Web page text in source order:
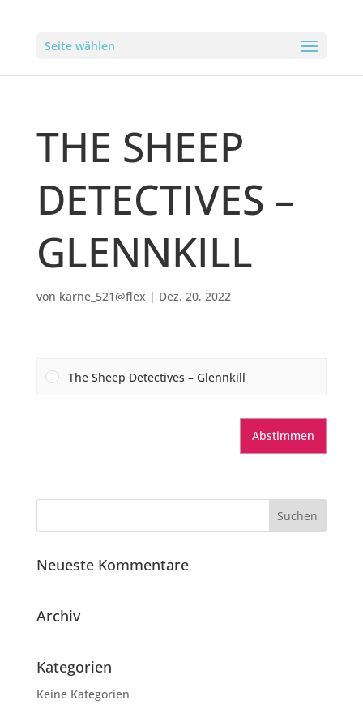
Seite wählen
THE SHEEP
DETECTIVES –
GLENNKILL
von karne_521@flex | Dez. 20, 2022
The Sheep Detectives – Glennkill
Abstimmen
Neueste Kommentare
Archiv
Kategorien
Keine Kategorien